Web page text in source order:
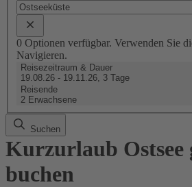
0 Optionen verfügbar. Verwenden Sie
Navigieren.
Reisezeitraum & Dauer
19.08.26 - 19.11.26, 3 Tage
Reisende
2 Erwachsene
Suchen
Kurzurlaub Ostsee
buchen